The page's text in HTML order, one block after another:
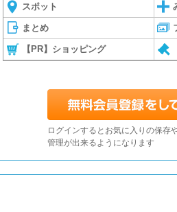
スポット
まとめ
【PR】ショッピング
ログインするとお気に入りの保存
管理が出来るようになります